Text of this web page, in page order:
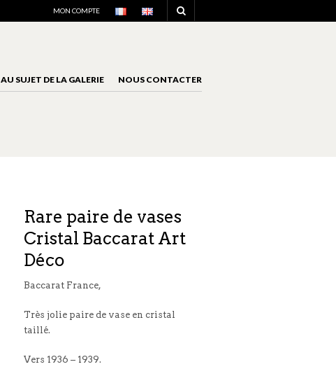
MON COMPTE
AU SUJET DE LA GALERIE NOUS CONTACTER
Rare paire de vases
Cristal Baccarat Art
Déco
Baccarat France,
Très jolie paire de vase en cristal
taillé.
Vers 1936 – 1939.